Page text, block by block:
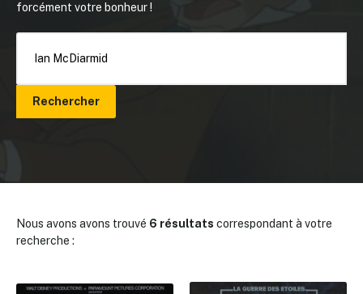
forcément votre bonheur !
Rechercher
Nous avons avons trouvé 6 résultats correspondant à votre
recherche :